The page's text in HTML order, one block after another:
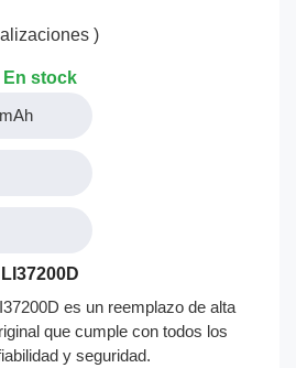
)
En stock
es un reemplazo de alta
que cumple con todos los
y seguridad.